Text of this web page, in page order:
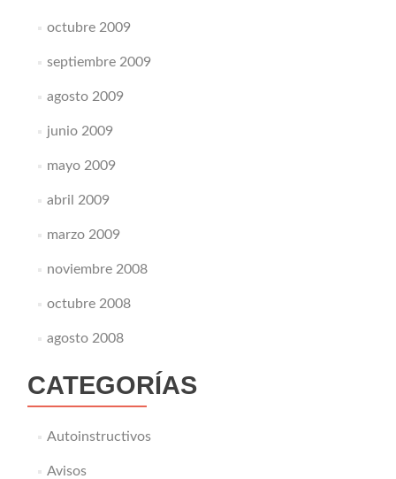
octubre 2009
septiembre 2009
agosto 2009
junio 2009
mayo 2009
abril 2009
marzo 2009
noviembre 2008
octubre 2008
agosto 2008
CATEGORÍAS
Autoinstructivos
Avisos